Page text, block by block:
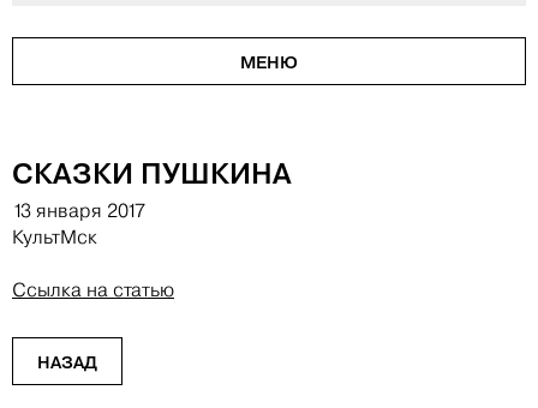
МЕНЮ
СКАЗКИ ПУШКИНА
13 января 2017
КультМск
Ссылка на статью
НАЗАД